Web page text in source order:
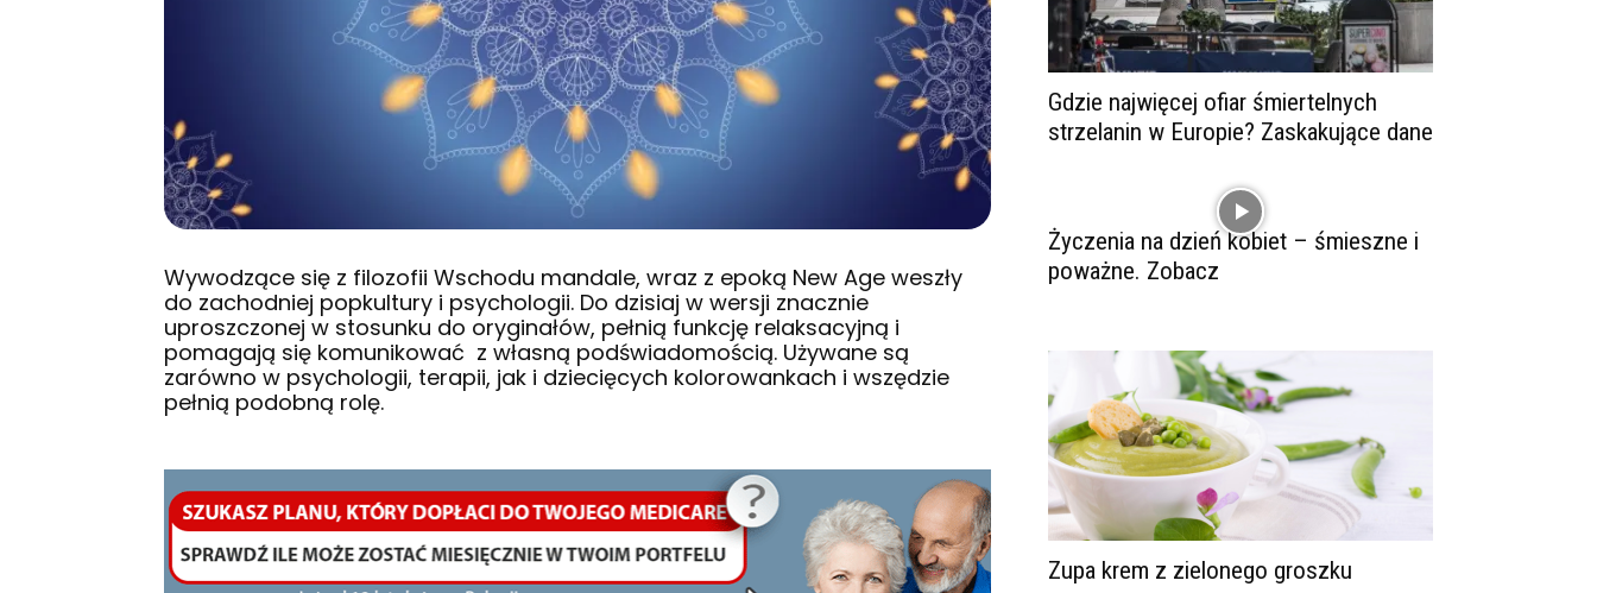
Wywodzące się z filozofii Wschodu mandale, wraz z epoką New Age weszły
do zachodniej popkultury i psychologii. Do dzisiaj w wersji znacznie
uproszczonej w stosunku do oryginałów, pełnią funkcję relaksacyjną i
pomagają się komunikować z własną podświadomością. Używane są
zarówno w psychologii, terapii, jak i dziecięcych kolorowankach i wszędzie
pełnią podobną rolę.
Gdzie najwięcej ofiar śmiertelnych
strzelanin w Europie? Zaskakujące dane
Życzenia na dzień kobiet – śmieszne i
poważne. Zobacz
Zupa krem z zielonego groszku